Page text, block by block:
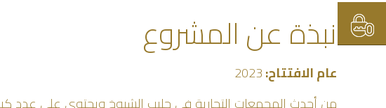
نبذة عن المشروع
عام الافتتاح: